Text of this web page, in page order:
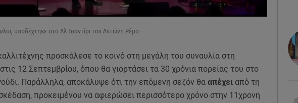
υποδέχτηκε στο Αλ Τσαντίρι τον Αντώνη Ρέμο
προσκάλεσε το κοινό στη μεγάλη του συναυλία στη
12 Σεπτεμβρίου, όπου θα γιορτάσει τα 30 χρόνια πορείας του στο
Παράλληλα, αποκάλυψε ότι την επόμενη σεζόν θα απέχειαπό τη
προκειμένου να αφιερώσει περισσότερο χρόνο στην 11χρονη